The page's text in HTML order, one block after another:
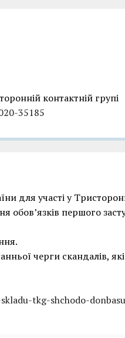
контактній групі
35185
для участі у
обов’язків першого
черги скандалів,
tkg-shchodo-